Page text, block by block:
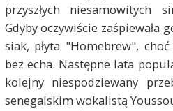
przyszłych niesamowitych
Gdyby oczywiście zaśpiewała
siak, płyta "Homebrew", choć
bez echa. Następne lata
kolejny niespodziewany
senegalskim wokalistą